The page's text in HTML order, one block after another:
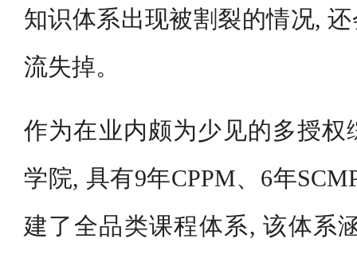
知识体系出现被割裂的情况,
流失掉。
作为在业内颇为少见的多授权
学院, 具有9年CPPM、6年
建了全品类课程体系, 该体系